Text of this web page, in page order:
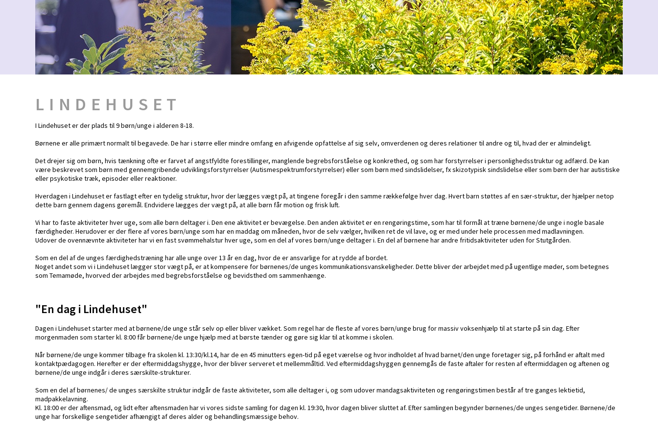
LINDEHUSET
I Lindehuset er der plads til 9 børn/unge i alderen 8-18.
Børnene er alle primært normalt til begavede. De har i større eller mindre omfang en afvigende opfattelse af sig selv, omverdenen og deres relationer til andre og til, hvad der er almindeligt.
Det drejer sig om børn, hvis tænkning ofte er farvet af angstfyldte forestillinger, manglende begrebsforståelse og konkrethed, og som har forstyrrelser i personlighedsstruktur og adfærd. De kan
være beskrevet som børn med gennemgribende udviklingsforstyrrelser (Autismespektrumforstyrrelser) eller som børn med sindslidelser, fx skizotypisk sindslidelse eller som børn der har autistiske
eller psykotiske træk, episoder eller reaktioner.
Hverdagen i Lindehuset er fastlagt efter en tydelig struktur, hvor der lægges vægt på, at tingene foregår i den samme rækkefølge hver dag. Hvert barn støttes af en sær-struktur, der hjælper netop
dette barn gennem dagens gøremål. Endvidere lægges der vægt på, at alle børn får motion og frisk luft.
Vi har to faste aktiviteter hver uge, som alle børn deltager i. Den ene aktivitet er bevægelse. Den anden aktivitet er en rengøringstime, som har til formål at træne børnene/de unge i nogle basale
færdigheder. Herudover er der flere af vores børn/unge som har en maddag om måneden, hvor de selv vælger, hvilken ret de vil lave, og er med under hele processen med madlavningen.
Udover de ovennævnte aktiviteter har vi en fast svømmehalstur hver uge, som en del af vores børn/unge deltager i. En del af børnene har andre fritidsaktiviteter uden for Stutgården.
Som en del af de unges færdighedstræning har alle unge over 13 år en dag, hvor de er ansvarlige for at rydde af bordet.
Noget andet som vi i Lindehuset lægger stor vægt på, er at kompensere for børnenes/de unges kommunikationsvanskeligheder. Dette bliver der arbejdet med på ugentlige møder, som betegnes
som Temamøde, hvorved der arbejdes med begrebsforståelse og bevidsthed om sammenhænge.
"En dag i Lindehuset"
Dagen i Lindehuset starter med at børnene/de unge står selv op eller bliver vækket. Som regel har de fleste af vores børn/unge brug for massiv voksenhjælp til at starte på sin dag. Efter
morgenmaden som starter kl. 8:00 får børnene/de unge hjælp med at børste tænder og gøre sig klar til at komme i skolen.
Når børnene/de unge kommer tilbage fra skolen kl. 13:30/kl.14, har de en 45 minutters egen-tid på eget værelse og hvor indholdet af hvad barnet/den unge foretager sig, på forhånd er aftalt med
kontaktpædagogen. Herefter er der eftermiddagshygge, hvor der bliver serveret et mellemmåltid. Ved eftermiddagshyggen gennemgås de faste aftaler for resten af eftermiddagen og aftenen og
børnene/de unge indgår i deres særskilte-strukturer.
Som en del af børnenes/ de unges særskilte struktur indgår de faste aktiviteter, som alle deltager i, og som udover mandagsaktiviteten og rengøringstimen består af tre ganges lektietid,
madpakkelavning.
Kl. 18:00 er der aftensmad, og lidt efter aftensmaden har vi vores sidste samling for dagen kl. 19:30, hvor dagen bliver sluttet af. Efter samlingen begynder børnenes/de unges sengetider. Børnene/de
unge har forskellige sengetider afhængigt af deres alder og behandlingsmæssige behov.